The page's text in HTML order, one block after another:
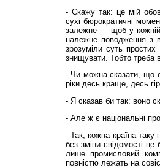
- Скажу так: це мій
сухі бюрократичні
залежне — щоб у кожній
належне поводження з
зрозуміли суть
знищувати. Тобто треба
- Чи можна сказати, що
ріки десь краще, десь
- Я сказав би так: воно
- Але ж є національні
- Так, кожна країна
без зміни свідомості
лише промисловий
повністю лежать на